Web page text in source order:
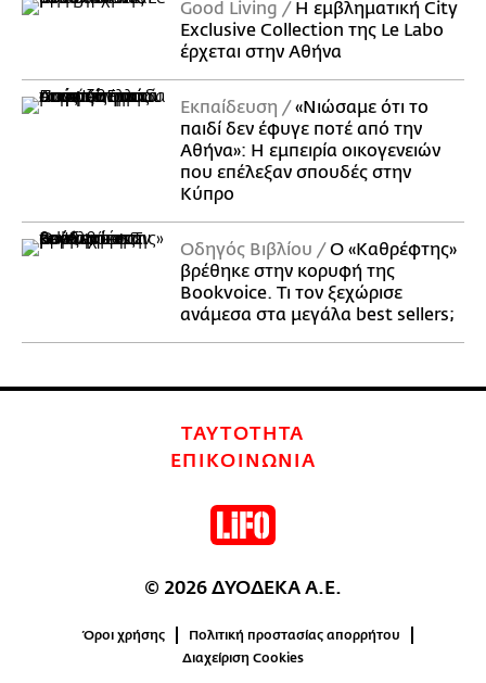
Good Living
Η εμβληματική City
Exclusive Collection της Le Labo
έρχεται στην Αθήνα
Εκπαίδευση
«Νιώσαμε ότι το
παιδί δεν έφυγε ποτέ από την
Αθήνα»: Η εμπειρία οικογενειών
που επέλεξαν σπουδές στην
Κύπρο
Οδηγός Βιβλίου
Ο «Καθρέφτης»
βρέθηκε στην κορυφή της
Bookvoice. Τι τον ξεχώρισε
ανάμεσα στα μεγάλα best sellers;
ΤΑΥΤΟΤΗΤΑ
ΕΠΙΚΟΙΝΩΝΙΑ
© 2026 ΔΥΟΔΕΚΑ Α.Ε.
Όροι χρήσης
Πολιτική προστασίας απορρήτου
Διαχείριση Cookies